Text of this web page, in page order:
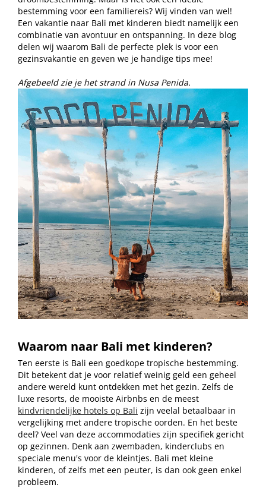
bestemming voor een familiereis? Wij vinden van wel!
Een vakantie naar Bali met kinderen biedt namelijk een
combinatie van avontuur en ontspanning. In deze blog
delen wij waarom Bali de perfecte plek is voor een
gezinsvakantie en geven we je handige tips mee!
Afgebeeld zie je het strand in Nusa Penida.
Waarom naar Bali met kinderen?
Ten eerste is Bali een goedkope tropische bestemming.
Dit betekent dat je voor relatief weinig geld een geheel
andere wereld kunt ontdekken met het gezin. Zelfs de
luxe resorts, de mooiste Airbnbs en de meest
kindvriendelijke hotels op Bali zijn veelal betaalbaar in
vergelijking met andere tropische oorden. En het beste
deel? Veel van deze accommodaties zijn specifiek gericht
op gezinnen. Denk aan zwembaden, kinderclubs en
speciale menu's voor de kleintjes. Bali met kleine
kinderen, of zelfs met een peuter, is dan ook geen enkel
probleem.